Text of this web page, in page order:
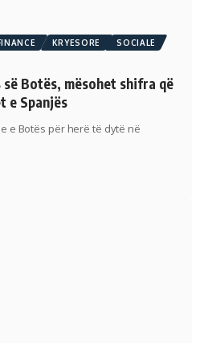
KRYESORE
SOCIALE
Botës, mësohet shifra që
e Spanjës
e Botës për herë të dytë në